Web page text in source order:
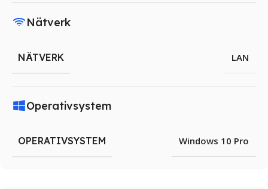
Nätverk
NÄTVERK LAN
Operativsystem
OPERATIVSYSTEM Windows 10 Pro